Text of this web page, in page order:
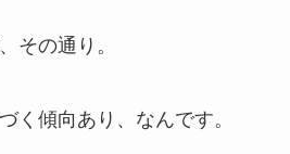
その通り。
く傾向あり、なんです。